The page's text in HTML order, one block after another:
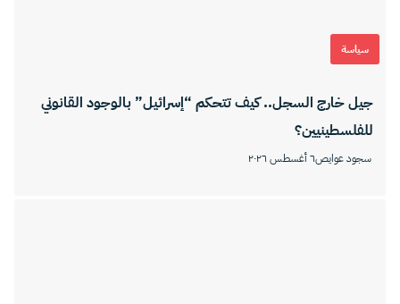
سياسة
جيل خارج السجل.. كيف تتحكم “إسرائيل” بالوجود القانوني
للفلسطينيين؟
سجود عوايص٦ أغسطس ٢٠٢٦